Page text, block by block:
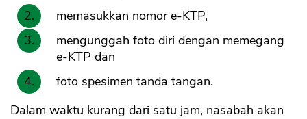
memasukkan nomor e-KTP,
mengunggah foto diri dengan memegang
e-KTP dan
foto spesimen tanda tangan.
Dalam waktu kurang dari satu jam, nasabah akan